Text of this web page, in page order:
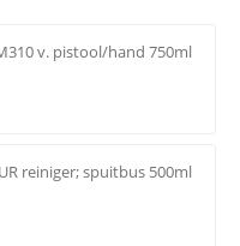
v. pistool/hand 750ml
reiniger; spuitbus 500ml